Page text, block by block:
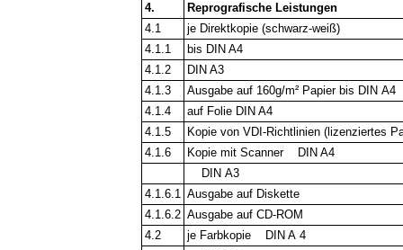
4.
Reprografische Leistungen
4.1
je Direktkopie (schwarz-weiß)
4.1.1
bis DIN A4
4.1.2
DIN A3
4.1.3
Ausgabe auf 160g/m² Papier bis DIN A4
4.1.4
auf Folie DIN A4
4.1.5
Kopie von VDI-Richtlinien (lizenziertes
4.1.6
Kopie mit Scanner DIN A4
DIN A3
4.1.6.1 Ausgabe auf Diskette
4.1.6.2 Ausgabe auf CD-ROM
4.2
je Farbkopie DIN A 4